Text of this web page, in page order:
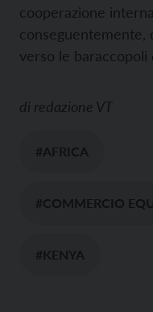
cooperazione
conseguentemente,
verso le baraccopoli
di redazione VT
#AFRICA
#COMMERCIO
#KENYA